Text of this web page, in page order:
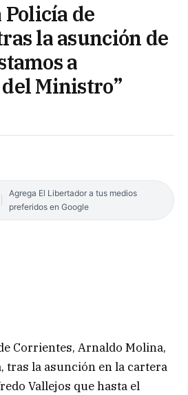
Policía de
la asunción de
a
Ministro”
Agrega El Libertador a tus medios
preferidos en Google
Corrientes, Arnaldo Molina,
tras la asunción en la cartera
Vallejos que hasta el